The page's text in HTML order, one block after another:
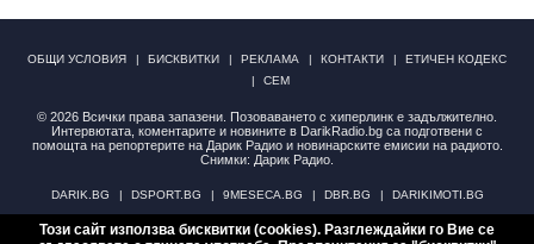
ОБЩИ УСЛОВИЯ БИСКВИТКИ РЕКЛАМА КОНТАКТИ
ЕТИЧЕН КОДЕКС
СЕМ
© 2026 Всички права запазени. Позоваването с хиперлинк е задължително.
Интервютата, коментарите и новините в DarikRadio.bg са подготвени с
помощта на репортерите на Дарик Радио и новинарските емисии на радиото.
Снимки: Дарик Радио.
DARIK.BG DSPORT.BG 9MESECA.BG DBR.BG DARIKIMOTI.BG
НОВИНИ АНКЕТИ
Този сайт използва бисквитки (cookies). Разглеждайки го Вие се